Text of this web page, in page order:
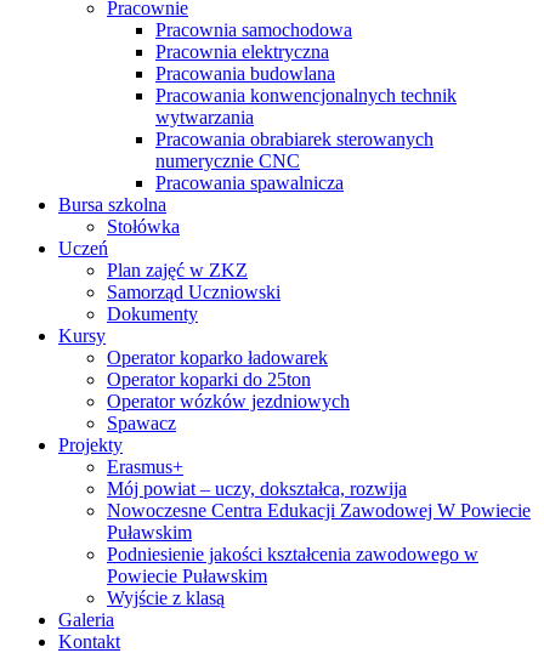
Pracownie
Pracownia samochodowa
Pracownia elektryczna
Pracowania budowlana
Pracowania konwencjonalnych technik
wytwarzania
Pracowania obrabiarek sterowanych
numerycznie CNC
Pracowania spawalnicza
Bursa szkolna
Stołówka
Uczeń
Plan zajęć w ZKZ
Samorząd Uczniowski
Dokumenty
Kursy
Operator koparko ładowarek
Operator koparki do 25ton
Operator wózków jezdniowych
Spawacz
Projekty
Erasmus+
Mój powiat – uczy, dokształca, rozwija
Nowoczesne Centra Edukacji Zawodowej W Powiecie
Puławskim
Podniesienie jakości kształcenia zawodowego w
Powiecie Puławskim
Wyjście z klasą
Galeria
Kontakt